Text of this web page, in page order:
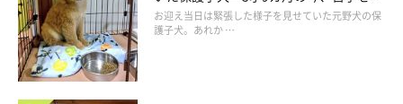
服し頼もしいコに成長！
お迎え当日は緊張した様子を見せていた元野犬の保
護子犬。あれか …